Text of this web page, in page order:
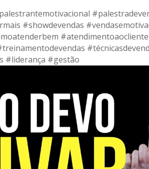
#showdevendas
#liderança #gestão